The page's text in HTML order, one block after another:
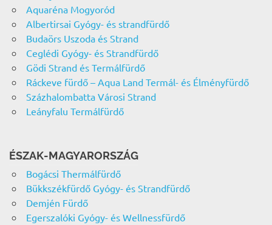
Aquaréna Mogyoród
Albertirsai Gyógy- és strandfürdő
Budaörs Uszoda és Strand
Ceglédi Gyógy- és Strandfürdő
Gödi Strand és Termálfürdő
Ráckeve fürdő – Aqua Land Termál- és Élményfürdő
Százhalombatta Városi Strand
Leányfalu Termálfürdő
ÉSZAK-MAGYARORSZÁG
Bogácsi Thermálfürdő
Bükkszékfürdő Gyógy- és Strandfürdő
Demjén Fürdő
Egerszalóki Gyógy- és Wellnessfürdő